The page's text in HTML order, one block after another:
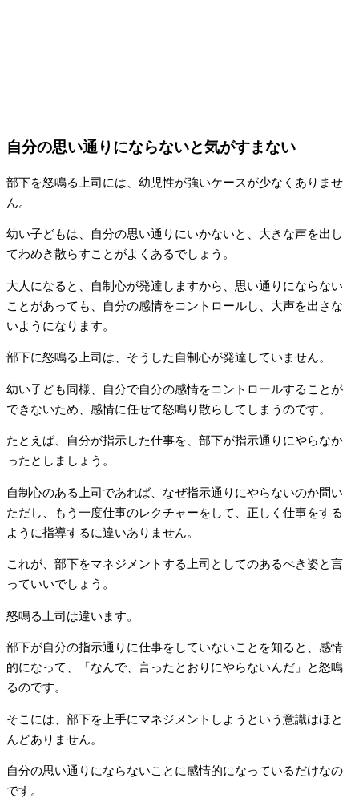
自分の思い通りにならないと気がすまない
部下を怒鳴る上司には、幼児性が強いケースが少なくありませ
ん。
幼い子どもは、自分の思い通りにいかないと、大きな声を出し
てわめき散らすことがよくあるでしょう。
大人になると、自制心が発達しますから、思い通りにならない
ことがあっても、自分の感情をコントロールし、大声を出さな
いようになります。
部下に怒鳴る上司は、そうした自制心が発達していません。
幼い子ども同様、自分で自分の感情をコントロールすることが
できないため、感情に任せて怒鳴り散らしてしまうのです。
たとえば、自分が指示した仕事を、部下が指示通りにやらなか
ったとしましょう。
自制心のある上司であれば、なぜ指示通りにやらないのか問い
ただし、もう一度仕事のレクチャーをして、正しく仕事をする
ように指導するに違いありません。
これが、部下をマネジメントする上司としてのあるべき姿と言
っていいでしょう。
怒鳴る上司は違います。
部下が自分の指示通りに仕事をしていないことを知ると、感情
的になって、「なんで、言ったとおりにやらないんだ」と怒鳴
るのです。
そこには、部下を上手にマネジメントしようという意識はほと
んどありません。
自分の思い通りにならないことに感情的になっているだけなの
です。